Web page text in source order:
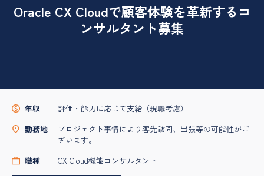
Oracle CX Cloudで顧客体験を革新するコ
ンサルタント募集
年収
評価・能力に応じて支給（現職考慮）
勤務地
プロジェクト事情により客先訪問、出張等の可能性がご
ざいます。
職種
CX Cloud機能コンサルタント